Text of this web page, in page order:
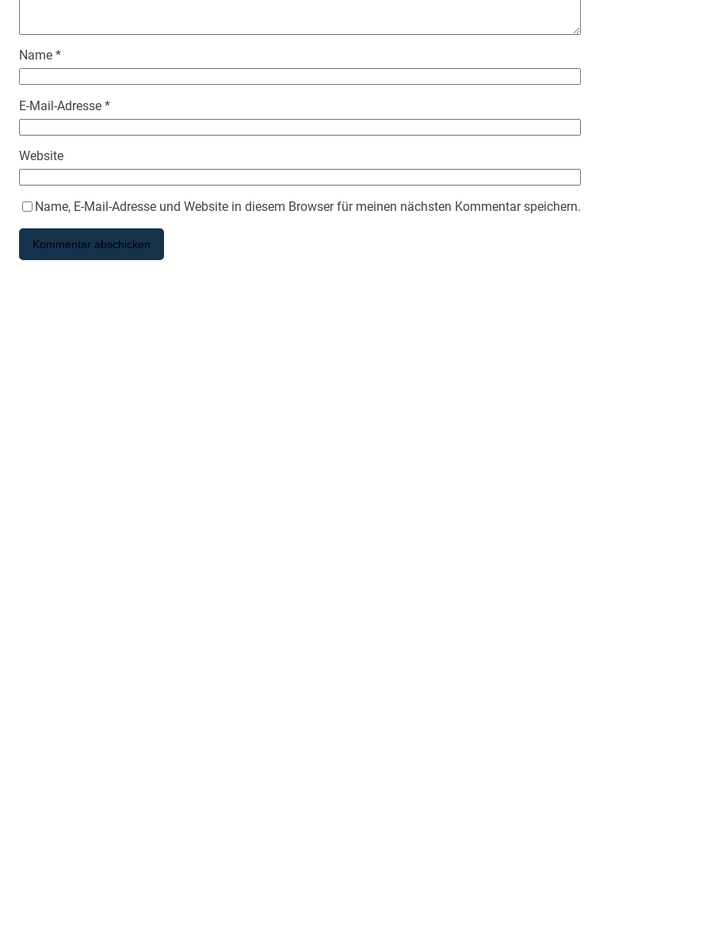
Name *
E-Mail-Adresse *
Website
Name, E-Mail-Adresse und Website in diesem Browser für meinen nächsten Kommentar speichern.